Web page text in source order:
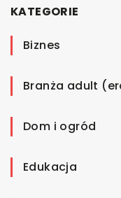
KATEGORIE
Biznes
Branża adult
Dom i ogród
Edukacja